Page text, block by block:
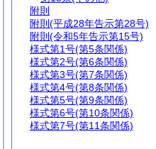
附則
附則 (平成28年告示第28号)
附則 (令和5年告示第15号)
様式第1号(第5条関係)
様式第2号(第6条関係)
様式第3号(第7条関係)
様式第4号(第8条関係)
様式第5号(第9条関係)
様式第6号(第10条関係)
様式第7号(第11条関係)